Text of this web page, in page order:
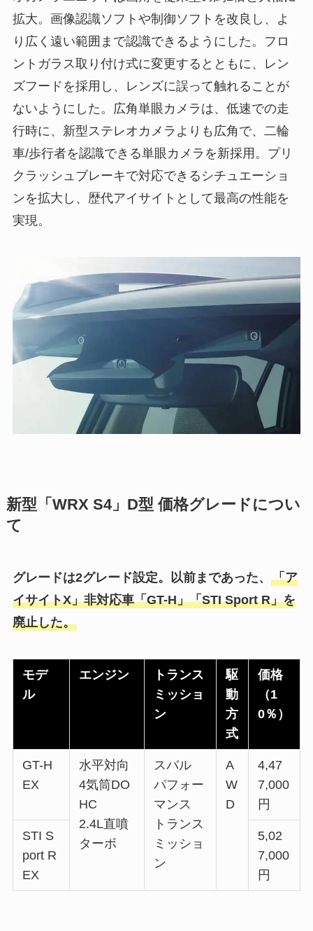
拡大。画像認識ソフトや制御ソフトを改良し、よ
り広く遠い範囲まで認識できるようにした。フロ
ントガラス取り付け式に変更するとともに、レン
ズフードを採用し、レンズに誤って触れることが
ないようにした。広角単眼カメラは、低速での走
行時に、新型ステレオカメラよりも広角で、二輪
車/歩行者を認識できる単眼カメラを新採用。プリ
クラッシュブレーキで対応できるシチュエーショ
ンを拡大し、歴代アイサイトとして最高の性能を
実現。
新型「WRX S4」D型 価格グレードについ
て
グレードは2グレード設定。以前まであった、 「ア
イサイトX」非対応車「GT-H」「STI Sport R」を
廃止した。
モデ
ル
エンジン
トランス
ミッショ
ン
駆
動
方
式
価格
（1
0％）
GT-H
EX
水平対向
4気筒DO
HC
2.4L直噴
ターボ
スバル
パフォー
マンス
トランス
ミッショ
ン
A
W
D
4,47
7,000
円
STI S
port R
EX
5,02
7,000
円